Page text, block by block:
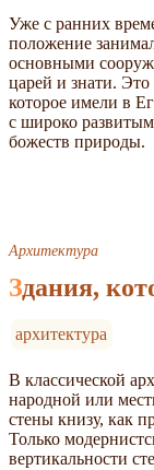
Уже с ранних
положение
основными
царей и знати. Это
которое имели в
с широко
божеств природы.
Архитектура
Здания,
архитектура
В классической
народной или
стены книзу, как
Только
вертикальности